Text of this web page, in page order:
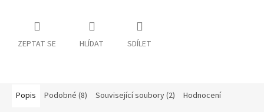
ZEPTAT SE HLÍDAT SDÍLET
Popis Podobné (8) Související soubory (2) Hodnocení